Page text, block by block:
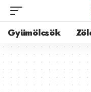
Gyümölcsök